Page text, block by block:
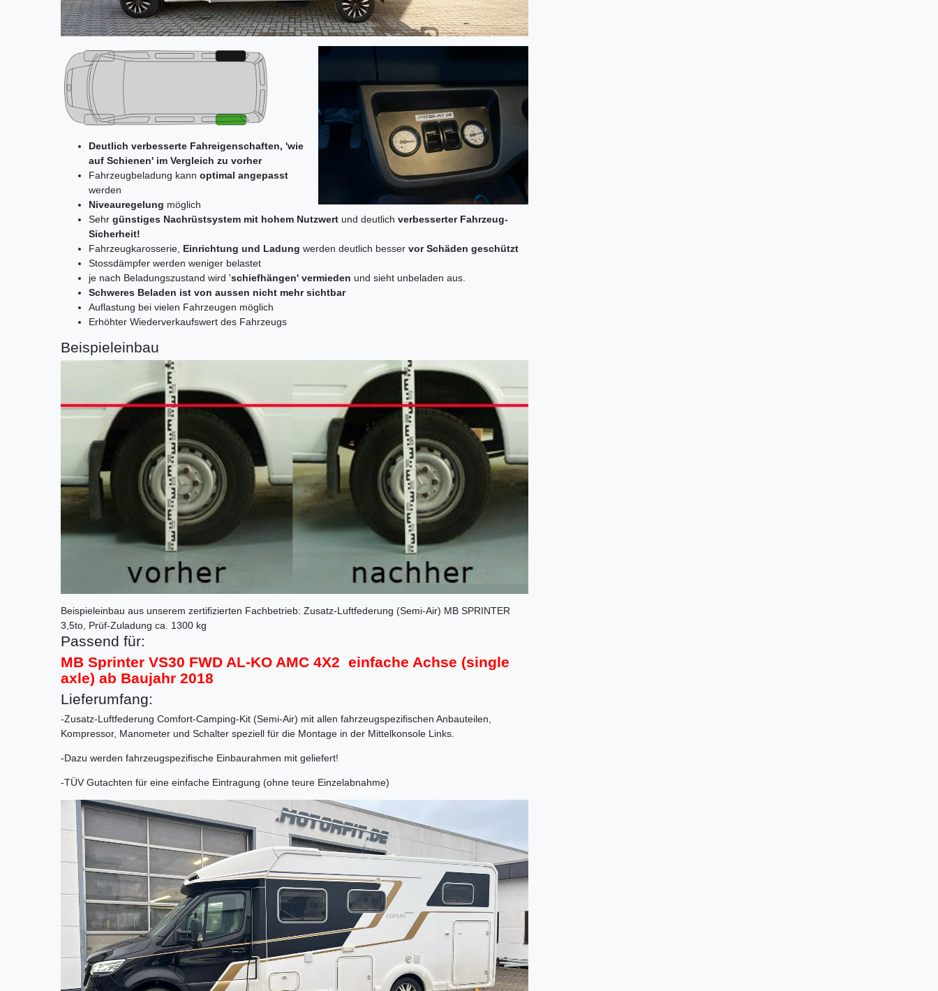
Deutlich verbesserte Fahreigenschaften, 'wie
auf Schienen' im Vergleich zu vorher
Fahrzeugbeladung kann optimal angepasst
werden
Niveauregelung möglich
Sehr günstiges Nachrüstsystem mit hohem Nutzwert und deutlich verbesserter Fahrzeug-
Sicherheit!
Fahrzeugkarosserie, Einrichtung und Ladung werden deutlich besser vor Schäden geschützt
Stossdämpfer werden weniger belastet
je nach Beladungszustand wird 'schiefhängen' vermieden und sieht unbeladen aus.
Schweres Beladen ist von aussen nicht mehr sichtbar
Auflastung bei vielen Fahrzeugen möglich
Erhöhter Wiederverkaufswert des Fahrzeugs
Beispieleinbau
Beispieleinbau aus unserem zertifizierten Fachbetrieb: Zusatz-Luftfederung (Semi-Air) MB SPRINTER
3,5to, Prüf-Zuladung ca. 1300 kg
Passend für:
MB Sprinter VS30 FWD AL-KO AMC 4X2 einfache Achse (single
axle) ab Baujahr 2018
Lieferumfang:
-Zusatz-Luftfederung Comfort-Camping-Kit (Semi-Air) mit allen fahrzeugspezifischen Anbauteilen,
Kompressor, Manometer und Schalter speziell für die Montage in der Mittelkonsole Links.
-Dazu werden fahrzeugspezifische Einbaurahmen mit geliefert!
-TÜV Gutachten für eine einfache Eintragung (ohne teure Einzelabnahme)